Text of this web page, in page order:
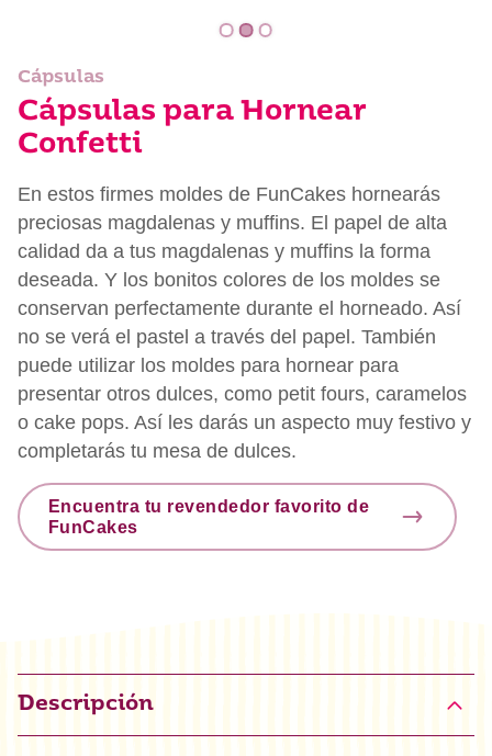
Cápsulas
Cápsulas para Hornear
Confetti
En estos firmes moldes de FunCakes hornearás
preciosas magdalenas y muffins. El papel de alta
calidad da a tus magdalenas y muffins la forma
deseada. Y los bonitos colores de los moldes se
conservan perfectamente durante el horneado. Así
no se verá el pastel a través del papel. También
puede utilizar los moldes para hornear para
presentar otros dulces, como petit fours, caramelos
o cake pops. Así les darás un aspecto muy festivo y
completarás tu mesa de dulces.
Encuentra tu revendedor favorito de
FunCakes
Descripción